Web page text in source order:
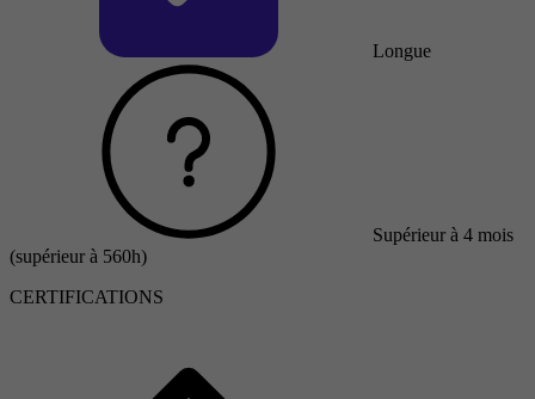
Longue
Supérieur à 4 mois
(supérieur à 560h)
CERTIFICATIONS